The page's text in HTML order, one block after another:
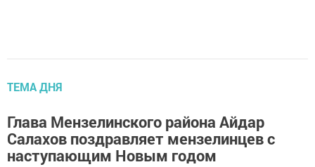
ТЕМА ДНЯ
Глава Мензелинского района Айдар
Салахов поздравляет мензелинцев с
наступающим Новым годом